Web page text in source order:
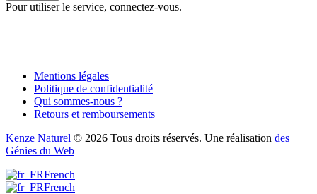
Pour utiliser le service, connectez-vous.
Mentions légales
Politique de confidentialité
Qui sommes-nous ?
Retours et remboursements
Kenze Naturel © 2026 Tous droits réservés. Une réalisation des
Génies du Web
French
French